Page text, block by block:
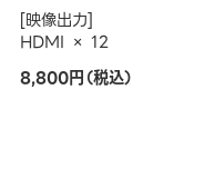
[映像出力]
HDMI × 12
8,800円（税込）